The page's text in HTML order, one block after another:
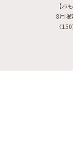
【お
8月限
〈